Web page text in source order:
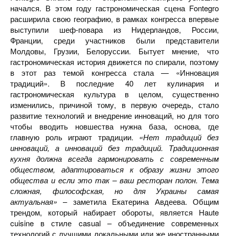
начался. В этом году гастрономическая сцена Fontegro
расширила свою географию, в рамках конгресса впервые
выступили шеф-повара из Нидерландов, России,
Франции, среди участников были представители
Молдовы, Грузии, Белоруссии. Бытует мнение, что
гастрономическая история движется по спирали, поэтому
в этот раз темой конгресса стала — «Инновация
традиций». В последние 40 лет кулинария и
гастрономическая культура в целом, существенно
изменились, причиной тому, в первую очередь, стало
развитие технологий и внедрение инноваций, но для того
чтобы вводить новшества нужна база, основа, где
главную роль играют традиции. «Нет традиций без
инноваций, а инноваций без традиций. Традиционная
кухня должна всегда гармонировать с современным
обществом, адаптироваться к образу жизни этого
общества и если это так – ваш ресторан полон. Тема
сложная, философская, но для Украины самая
актуальная»– заметила Екатерина Авдеева. Общим
трендом, который набирает обороты, является Haute
cuisine в стиле casual – объединение современных
технологий с лучшими локальными или же иностранными